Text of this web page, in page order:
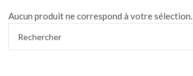
Aucun produit ne correspond à votre sélection.